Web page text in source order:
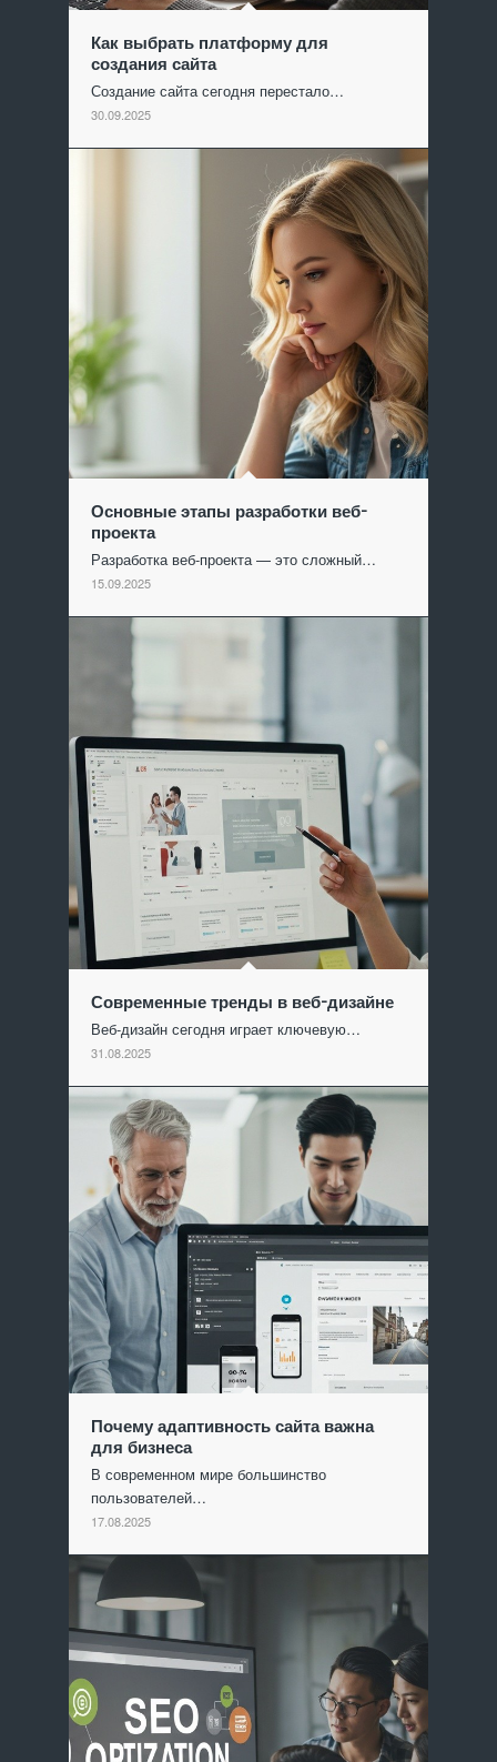
Как выбрать платформу для
создания сайта
Создание сайта сегодня перестало…
30.09.2025
Основные этапы разработки веб-
проекта
Разработка веб-проекта — это сложный…
15.09.2025
Современные тренды в веб-дизайне
Веб-дизайн сегодня играет ключевую…
31.08.2025
Почему адаптивность сайта важна
для бизнеса
В современном мире большинство
пользователей…
17.08.2025